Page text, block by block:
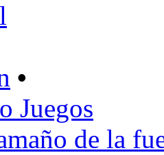
•
Juegos
de la